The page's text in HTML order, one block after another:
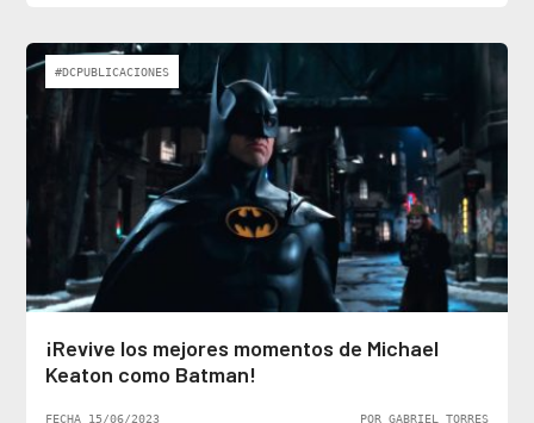
#DCPUBLICACIONES
¡Revive los mejores momentos de Michael
Keaton como Batman!
FECHA 15/06/2023 POR GABRIEL TORRES